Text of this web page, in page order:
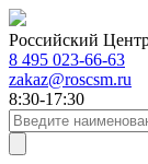
Российский
8 495 023-66-63
zakaz@roscsm.ru
8:30-17:30